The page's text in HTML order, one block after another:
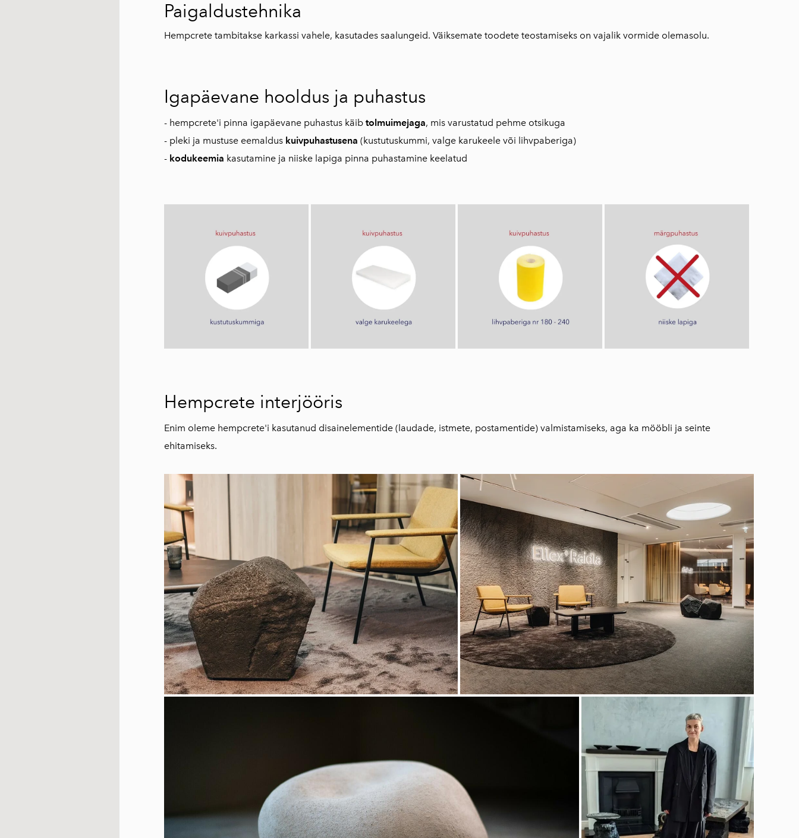
Paigaldustehnika
Hempcrete tambitakse karkassi vahele, kasutades saalungeid. Väiksemate toodete teostamiseks on vajalik vormide olemasolu.
Igapäevane hooldus ja puhastus
- hempcrete'i pinna igapäevane puhastus käib tolmuimejaga, mis varustatud pehme otsikuga
- pleki ja mustuse eemaldus kuivpuhastusena (kustutuskummi, valge karukeele või lihvpaberiga)
- kodukeemia kasutamine ja niiske lapiga pinna puhastamine keelatud
Hempcrete interjööris
Enim oleme hempcrete'i kasutanud disainelementide (laudade, istmete, postamentide) valmistamiseks, aga ka mööbli ja seinte
ehitamiseks.